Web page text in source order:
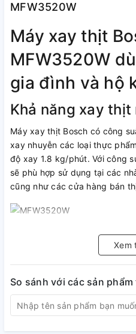
MFW3520W
Máy xay thịt
MFW3520W
gia đình và hộ
Khả năng xay thịt
Máy xay thịt Bosch có công
xay nhuyễn các loại thực
độ xay 1.8 kg/phút. Với công
sẽ phù hợp sử dụng tại các
cũng như các cửa hàng bán
Hình ảnh máy xay thịt Bosch
Đa chức năng
Bosch MFW3520W có 3 chức
được lạp xưởng và xúc xích.
Chất liệu bền đẹp
Xem
So sánh với các sản